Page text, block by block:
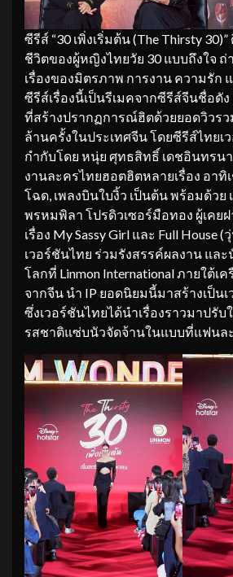
ซีรีส์ “30 เพิ่งเริ่มต้น (The Thirsty
ชีวิตของผู้หญิงไทยวัย 30 แบบถึงใจ
เรื่องของมิตรภาพ การงาน ความรัก
ซีรีส์เรื่องนี้เป็นรีเมคจากซีรีส์จีนชื่อดัง
ที่สร้างปรากฏการณ์ฮิตด้วยยอดวิวร
ล้านครั้งในประเทศจีน โดยซีรีส์ไทยเ
กำกับโดย หนุ่ย ศุทธสิทธิ์ เดชอินทรน
งานละครไทยฮอตฮิตหลายเรื่อง อาทิ
โฉด, เพลงบินใบงิ้ว เป็นต้น พร้อมด้ว
พรหมพิลา โปรดิวเซอร์มือทอง ผู้เคย
เรื่อง My Sassy Girl และ Full House
เวอร์ชันไทย ร่วมรังสรรค์ผลงาน แล
โลกที่ Linmon International ภายใต้เค
จากจีน นำ IP ยอดนิยมนี้มาสร้างเป็น
ซึ่งเวอร์ชันไทยได้นำเรื่องราวมาปรับ
รสชาติแซ่บนัวจัดจ้านในแบบที่แฟนล